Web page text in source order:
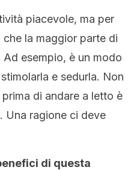
piacevole, ma per
la maggior parte di
Ad esempio, è un modo
e sedurla. Non
di andare a letto è
Una ragione ci deve
di questa